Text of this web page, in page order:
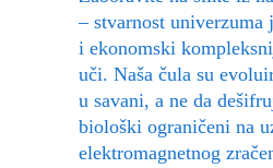
– stvarnost
i ekonomski
uči. Naša čula su
u savani, a ne da
biološki ograničeni na
elektromagnetnog